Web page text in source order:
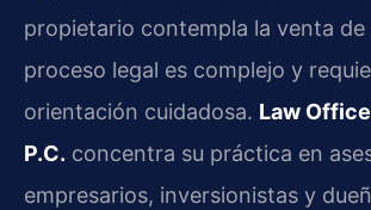
propietario contempla la venta de
proceso legal es complejo y
orientación cuidadosa. Law
P.C. concentra su práctica en
empresarios, inversionistas y